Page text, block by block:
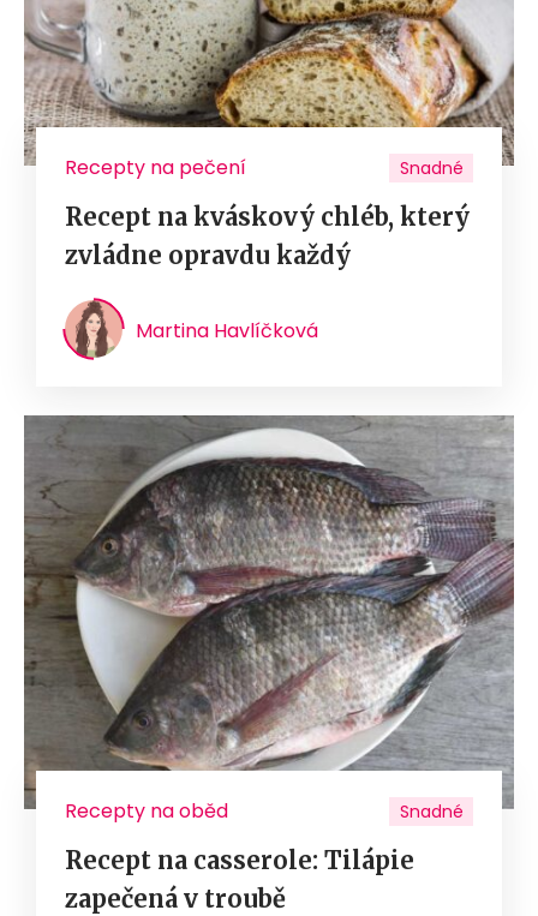
Recepty na pečení Snadné
Recept na kváskový chléb, který
zvládne opravdu každý
Martina Havlíčková
Recepty na oběd Snadné
Recept na casserole: Tilápie
zapečená v troubě